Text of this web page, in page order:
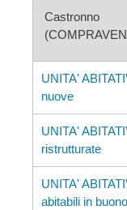
Castronno
UNITA'
nuove
UNITA'
ristrutturate
UNITA'
abitabili in